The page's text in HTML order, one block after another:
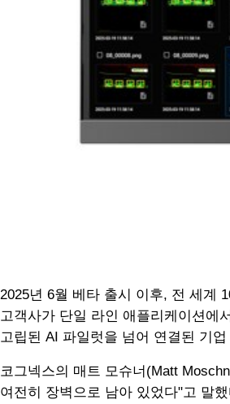
2025년 6월 베타 출시 이후, 전 세계
고객사가 단일 라인 애플리케이션에
고립된 AI 파일럿을 넘어 연결된 기
코그넥스의 매트 모슈너(Matt
여전히 장벽으로 남아 있었다"고 말